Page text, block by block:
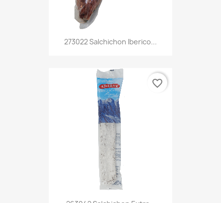
273022 Salchichon Iberico...
favorite_border